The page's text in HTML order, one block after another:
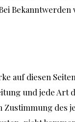
auf diesen
und jede Art
des